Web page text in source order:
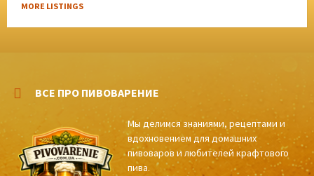
MORE LISTINGS
ВСЕ ПРО ПИВОВАРЕНИЕ
Мы делимся знаниями, рецептами и
вдохновением для домашних
пивоваров и любителей крафтового
пива.